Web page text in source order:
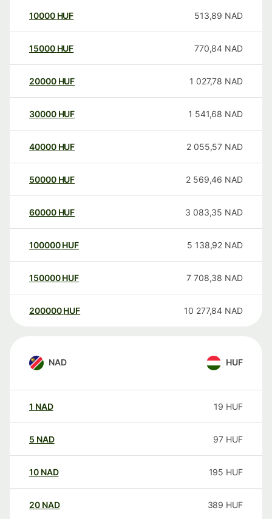
10000 HUF 513,89 NAD
15000 HUF 770,84 NAD
20000 HUF 1 027,78 NAD
30000 HUF 1 541,68 NAD
40000 HUF 2 055,57 NAD
50000 HUF 2 569,46 NAD
60000 HUF 3 083,35 NAD
100000 HUF 5 138,92 NAD
150000 HUF 7 708,38 NAD
200000 HUF 10 277,84 NAD
NAD HUF
1 NAD 19 HUF
5 NAD 97 HUF
10 NAD 195 HUF
20 NAD 389 HUF